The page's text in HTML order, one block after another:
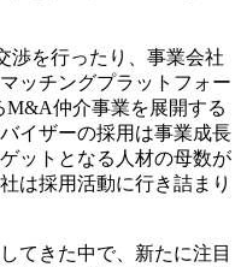
渉を行ったり、事業会社
ッチングプラットフォー
仲介事業を展開する
イザーの採用は事業成長
ットとなる人材の母数が
は採用活動に行き詰まり
てきた中で、新たに注目